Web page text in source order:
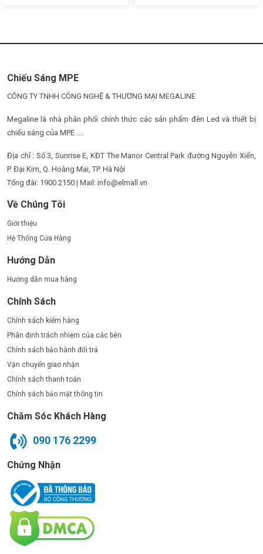
Chiếu Sáng MPE
CÔNG TY TNHH CÔNG NGHỆ & THƯƠNG MẠI MEGALINE
Megaline là nhà phân phối chính thức các sản phẩm đèn Led và thiết bị
chiếu sáng của MPE ....
Địa chỉ : Số 3, Sunrise E, KĐT The Manor Central Park đường Nguyễn Xiển,
P. Đại Kim, Q. Hoàng Mai, TP. Hà Nội
Tổng đài: 1900 2150 | Mail: info@elmall.vn
Về Chúng Tôi
Giới thiệu
Hệ Thống Cửa Hàng
Hướng Dẫn
Hướng dẫn mua hàng
Chính Sách
Chính sách kiểm hàng
Phân định trách nhiệm của các bên
Chính sách bảo hành đổi trả
Vận chuyển giao nhận
Chính sách thanh toán
Chính sách bảo mật thông tin
Chăm Sóc Khách Hàng
090 176 2299
Chứng Nhận